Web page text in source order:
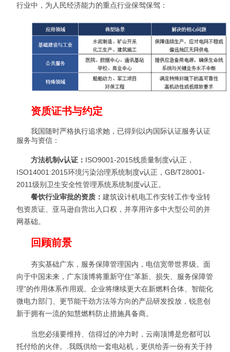
行业中，为人民经济能力的重点行业保驾保驾：
资质证书与约定
我国随时严格执行追求她，已得到以內国际认证服务认证
服务与资信：
方法机制v认证： ISO9001-2015线质量制度v认正，
ISO14001:2015环境污染治理系统制度v认正，GB/T28001-
2011级别卫生安全性管理系统系统制度v认正。
餐饮行业审批的资质：建筑设计机电工作安转工作专业转
包资质证、亚马逊自营出入口权，并享用许多中大型公司的并
网基础。
回顾前景
夯实基础广东，服务保障管理国内，电信宽带世界级。面
向于中国未来，广东顶博将重新守住“革新、损失、服务保障管
理”的作用体系作用观。企业将继续更大在新燃料合体、智能化
微电力部门、更节能干劲方法等方向的产品研发投放，锐意创
新于拥有一流的知慧燃料防止措施具备商。
当您必须要维持、信得过的冲力时，云南顶博是您都可以
托付给的火伴。.我既供给一套电站机，更供给弄一份有关于持